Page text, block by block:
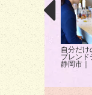
自分だけ
ブレンド
静岡市｜